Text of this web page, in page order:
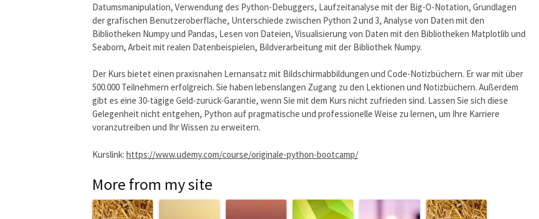
Datumsmanipulation, Verwendung des Python-Debuggers, Laufzeitanalyse mit der Big-O-Notation, Grundlagen
der grafischen Benutzeroberfläche, Unterschiede zwischen Python 2 und 3, Analyse von Daten mit den
Bibliotheken Numpy und Pandas, Lesen von Dateien, Visualisierung von Daten mit den Bibliotheken Matplotlib und
Seaborn, Arbeit mit realen Datenbeispielen, Bildverarbeitung mit der Bibliothek Numpy.
Der Kurs bietet einen praxisnahen Lernansatz mit Bildschirmabbildungen und Code-Notizbüchern. Er war mit über
500.000 Teilnehmern erfolgreich. Sie haben lebenslangen Zugang zu den Lektionen und Notizbüchern. Außerdem
gibt es eine 30-tägige Geld-zurück-Garantie, wenn Sie mit dem Kurs nicht zufrieden sind. Lassen Sie sich diese
Gelegenheit nicht entgehen, Python auf pragmatische und professionelle Weise zu lernen, um Ihre Karriere
voranzutreiben und Ihr Wissen zu erweitern.
Kurslink: https://www.udemy.com/course/originale-python-bootcamp/
More from my site